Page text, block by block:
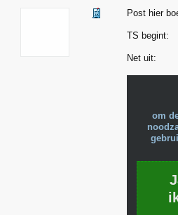
Post hier
TS begint:
Net uit:
om